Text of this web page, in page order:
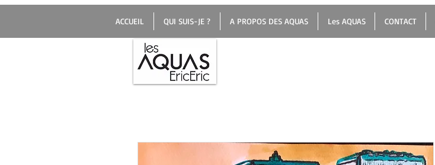
ACCUEIL QUI SUIS-JE ? A PROPOS DES AQUAS Les AQUAS CONTACT